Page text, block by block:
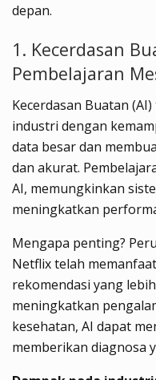
depan.
1. Kecerdasan
Pembelajaran
Kecerdasan Buatan
industri dengan
data besar dan
dan akurat.
AI, memungkinkan
meningkatkan
Mengapa penting?
Netflix telah
rekomendasi yang
meningkatkan
kesehatan, AI dapat
memberikan diagnosa